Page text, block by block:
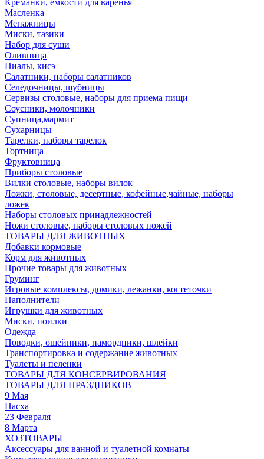
Креманки, емкости для варенья
Масленка
Менажницы
Миски, тазики
Набор для суши
Оливница
Пиалы, кисэ
Салатники, наборы салатников
Селедочницы, шубницы
Сервизы столовые, наборы для приема пищи
Соусники, молочники
Супница,мармит
Сухарницы
Тарелки, наборы тарелок
Тортница
Фруктовница
Приборы столовые
Вилки столовые, наборы вилок
Ложки, столовые, десертные, кофейные,чайные, наборы
ложек
Наборы столовых принадлежностей
Ножи столовые, наборы столовых ножей
ТОВАРЫ ДЛЯ ЖИВОТНЫХ
Добавки кормовые
Корм для животных
Прочие товары для животных
Груминг
Игровые комплексы, домики, лежанки, когтеточки
Наполнители
Игрушки для животных
Миски, поилки
Одежда
Поводки, ошейники, намордники, шлейки
Транспортировка и содержание животных
Туалеты и пеленки
ТОВАРЫ ДЛЯ КОНСЕРВИРОВАНИЯ
ТОВАРЫ ДЛЯ ПРАЗДНИКОВ
9 Мая
Пасха
23 Февраля
8 Марта
ХОЗТОВАРЫ
Аксессуары для ванной и туалетной комнаты